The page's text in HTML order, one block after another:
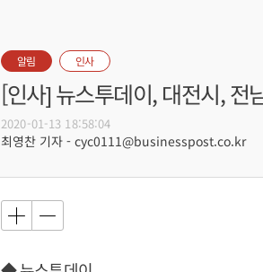
알림 인사
[인사] 뉴스투데이, 대전시, 전
2020-01-13 18:58:04
최영찬 기자 - cyc0111@businesspost.co.kr